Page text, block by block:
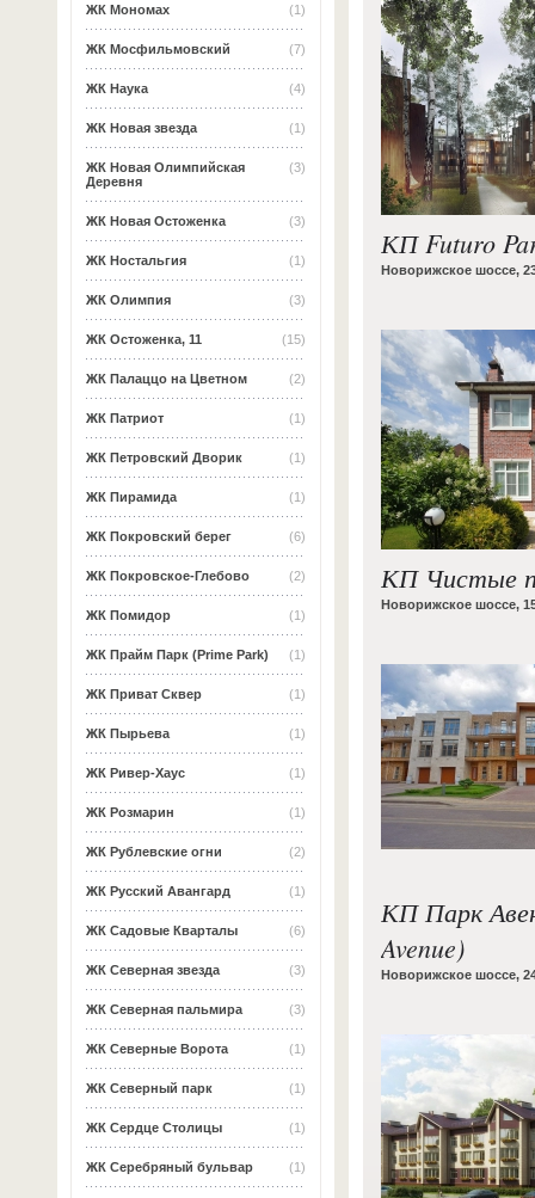
(1)
ЖК Мономах
(7)
ЖК Мосфильмовский
(4)
ЖК Наука
(1)
ЖК Новая звезда
(3)
ЖК Новая Олимпийская
Деревня
(3)
ЖК Новая Остоженка
(1)
ЖК Ностальгия
(3)
ЖК Олимпия
(15)
ЖК Остоженка, 11
(2)
ЖК Палаццо на Цветном
(1)
ЖК Патриот
(1)
ЖК Петровский Дворик
(1)
ЖК Пирамида
(6)
ЖК Покровский берег
(2)
ЖК Покровское-Глебово
(1)
ЖК Помидор
(1)
ЖК Прайм Парк (Prime Park)
(1)
ЖК Приват Сквер
(1)
ЖК Пырьева
(1)
ЖК Ривер-Хаус
(1)
ЖК Розмарин
(2)
ЖК Рублевские огни
(1)
ЖК Русский Авангард
(6)
ЖК Садовые Кварталы
(3)
ЖК Северная звезда
(3)
ЖК Северная пальмира
(1)
ЖК Северные Ворота
(1)
ЖК Северный парк
(1)
ЖК Сердце Столицы
(1)
ЖК Серебряный бульвар
КП Futuro
Новорижское шоссе,
КП Чистые
Новорижское шоссе,
КП Парк
Avenue)
Новорижское шоссе,